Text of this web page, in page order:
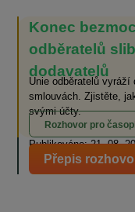
Konec
odběratelů
dodavatelů
Unie odběratelů
smlouvách. Zjistěte,
svými účty.
Rozhovor pro
Publikováno: 21. 08.
Přepis